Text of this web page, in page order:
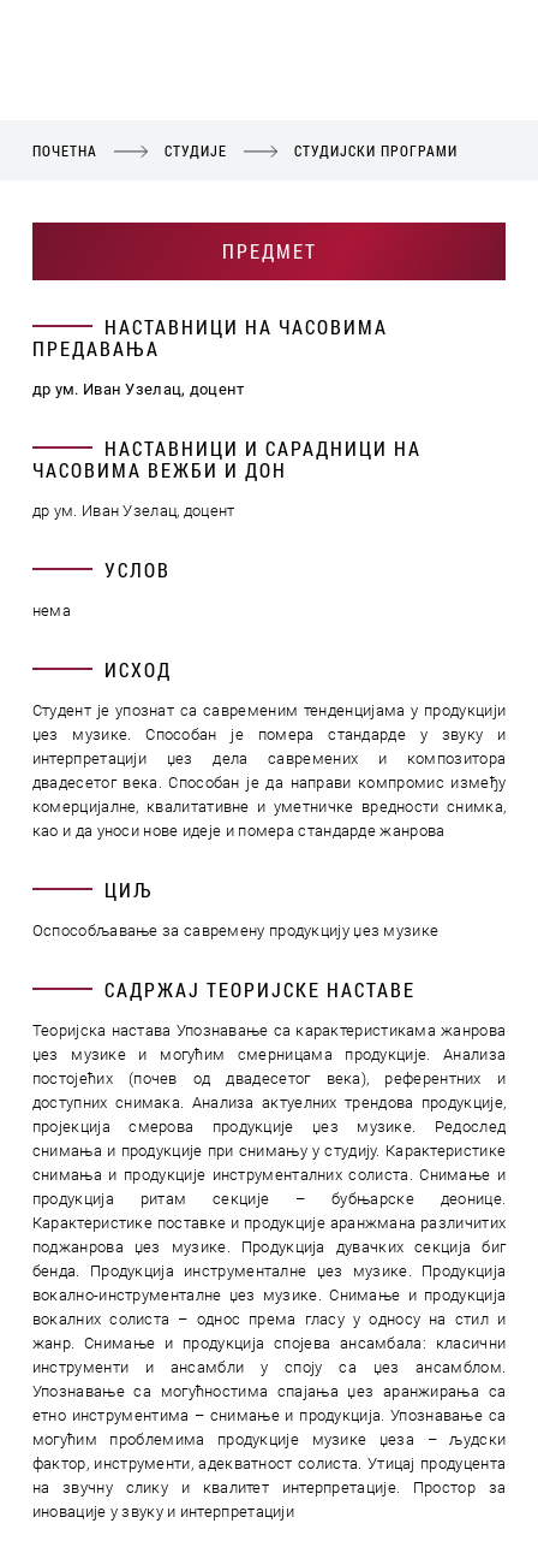
ПОЧЕТНА СТУДИЈЕ СТУДИЈСКИ ПРОГРАМИ
ПРЕДМЕТ
НАСТАВНИЦИ НА ЧАСОВИМА
ПРЕДАВАЊА
др ум. Иван Узелац, доцент
НАСТАВНИЦИ И САРАДНИЦИ НА
ЧАСОВИМА ВЕЖБИ И ДОН
др ум. Иван Узелац, доцент
УСЛОВ
нема
ИСХОД
Студент је упознат са савременим тенденцијама у продукцији
џез музике. Способан је помера стандарде у звуку и
интерпретацији џез дела савремених и композитора
двадесетог века. Способан је да направи компромис између
комерцијалне, квалитативне и уметничке вредности снимка,
као и да уноси нове идеје и помера стандарде жанрова
ЦИЉ
Оспособљавање за савремену продукцију џез музике
САДРЖАЈ ТЕОРИЈСКЕ НАСТАВЕ
Теоријска настава Упознавање са карактеристикама жанрова
џез музике и могућим смерницама продукције. Анализа
постојећих (почев од двадесетог века), референтних и
доступних снимака. Анализа актуелних трендова продукције,
пројекција смерова продукције џез музике. Редослед
снимања и продукције при снимању у студију. Карактеристике
снимања и продукције инструменталних солиста. Снимање и
продукција ритам секције – бубњарске деонице.
Карактеристике поставке и продукције аранжмана различитих
поджанрова џез музике. Продукција дувачких секција биг
бенда. Продукција инструменталне џез музике. Продукција
вокално-инструменталне џез музике. Снимање и продукција
вокалних солиста – однос према гласу у односу на стил и
жанр. Снимање и продукција спојева ансамбала: класични
инструменти и ансамбли у споју са џез ансамблом.
Упознавање са могућностима спајања џез аранжирања са
етно инструментима – снимање и продукција. Упознавање са
могућим проблемима продукције музике џеза – људски
фактор, инструменти, адекватност солиста. Утицај продуцента
на звучну слику и квалитет интерпретације. Простор за
иновације у звуку и интерпретацији